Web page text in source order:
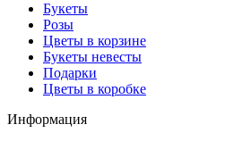
Букеты
Розы
Цветы в корзине
Букеты невесты
Подарки
Цветы в коробке
Информация